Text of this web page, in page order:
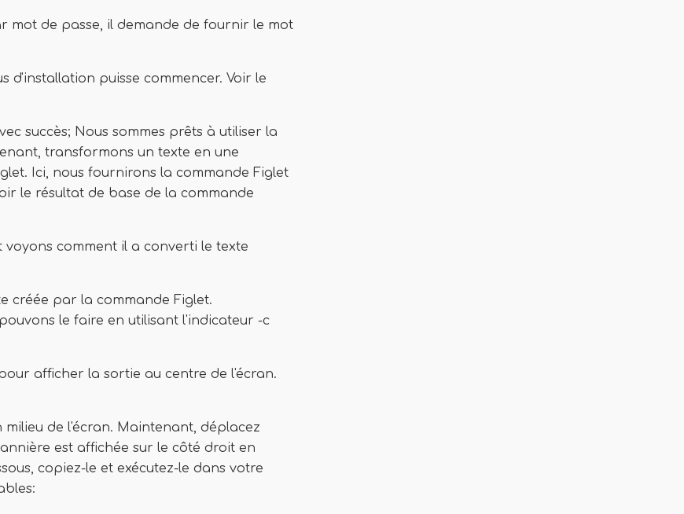
mot de passe, il demande de fournir le mot
d'installation puisse commencer. Voir le
succès; Nous sommes prêts à utiliser la
transformons un texte en une
Ici, nous fournirons la commande Figlet
le résultat de base de la commande
comment il a converti le texte
créée par la commande Figlet.
le faire en utilisant l'indicateur -c
afficher la sortie au centre de l'écran.
de l'écran. Maintenant, déplacez
est affichée sur le côté droit en
copiez-le et exécutez-le dans votre